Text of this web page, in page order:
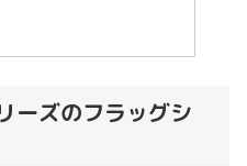
ーズのフラッグシ